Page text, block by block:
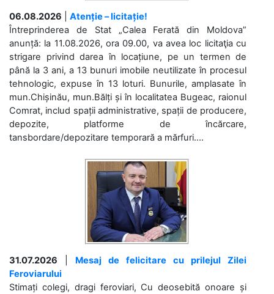
06.08.2026
Atenție – licitație!
Întreprinderea de Stat „Calea Ferată din Moldova”
anunță: la 11.08.2026, ora 09.00, va avea loc licitaţia cu
strigare privind darea în locațiune, pe un termen de
până la 3 ani, a 13 bunuri imobile neutilizate în procesul
tehnologic, expuse în 13 loturi. Bunurile, amplasate în
mun.Chișinău, mun.Bălți și în localitatea Bugeac, raionul
Comrat, includ spații administrative, spații de producere,
depozite, platforme de încărcare,
tansbordare/depozitare temporară a mărfuri....
31.07.2026
Mesaj de felicitare cu prilejul Zilei
Feroviarului
Stimați colegi, dragi feroviari, Cu deosebită onoare și